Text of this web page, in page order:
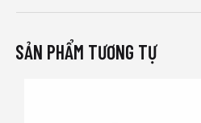
SẢN PHẨM TƯƠNG TỰ